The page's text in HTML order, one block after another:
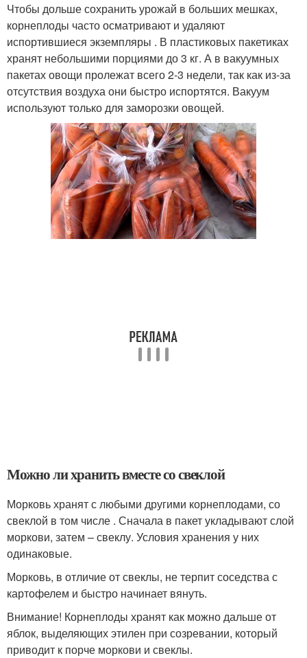
Чтобы дольше сохранить урожай в больших мешках,
корнеплоды часто осматривают и удаляют
испортившиеся экземпляры . В пластиковых пакетиках
хранят небольшими порциями до 3 кг. А в вакуумных
пакетах овощи пролежат всего 2-3 недели, так как из-за
отсутствия воздуха они быстро испортятся. Вакуум
используют только для заморозки овощей.
Можно ли хранить вместе со свеклой
Морковь хранят с любыми другими корнеплодами, со
свеклой в том числе . Сначала в пакет укладывают слой
моркови, затем – свеклу. Условия хранения у них
одинаковые.
Морковь, в отличие от свеклы, не терпит соседства с
картофелем и быстро начинает вянуть.
Внимание! Корнеплоды хранят как можно дальше от
яблок, выделяющих этилен при созревании, который
приводит к порче моркови и свеклы.